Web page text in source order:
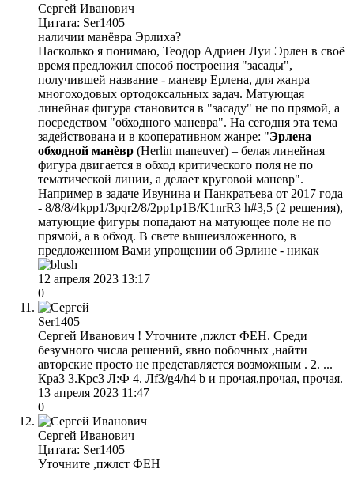
Сергей Иванович
Цитата: Ser1405
наличии манёвра Эрлиха?
Насколько я понимаю, Теодор Адриен Луи Эрлен в своё
время предложил способ построения "засады",
получившей название - маневр Ерлена, для жанра
многоходовых ортодоксальных задач. Матующая
линейная фигура становится в "засаду" не по прямой, а
посредством "обходного маневра". На сегодня эта тема
задействована и в кооперативном жанре: "Эрлена
обходной манѐвр (Herlin maneuver) – белая линейная
фигура двигается в обход критического поля не по
тематической линии, а делает круговой маневр".
Например в задаче Ивунина и Панкратьева от 2017 года
- 8/8/8/4kpp1/3pqr2/8/2pp1p1B/K1nrR3 h#3,5 (2 решения),
матующие фигуры попадают на матующее поле не по
прямой, а в обход. В свете вышеизложенного, в
предложенном Вами упрощении об Эрлине - никак
12 апреля 2023 13:17
0
Ser1405
Сергей Иванович ! Уточните ,пжлст ФЕН. Среди
безумного числа решений, явно побочных ,найти
авторские просто не представляется возможным . 2. ...
Кра3 3.Крс3 Л:Ф 4. Лf3/g4/h4 b и прочая,прочая, прочая.
13 апреля 2023 11:47
0
Сергей Иванович
Цитата: Ser1405
Уточните ,пжлст ФЕН